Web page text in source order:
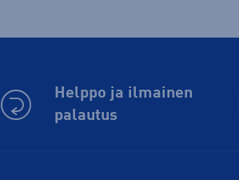
Helppo ja ilmainen
palautus